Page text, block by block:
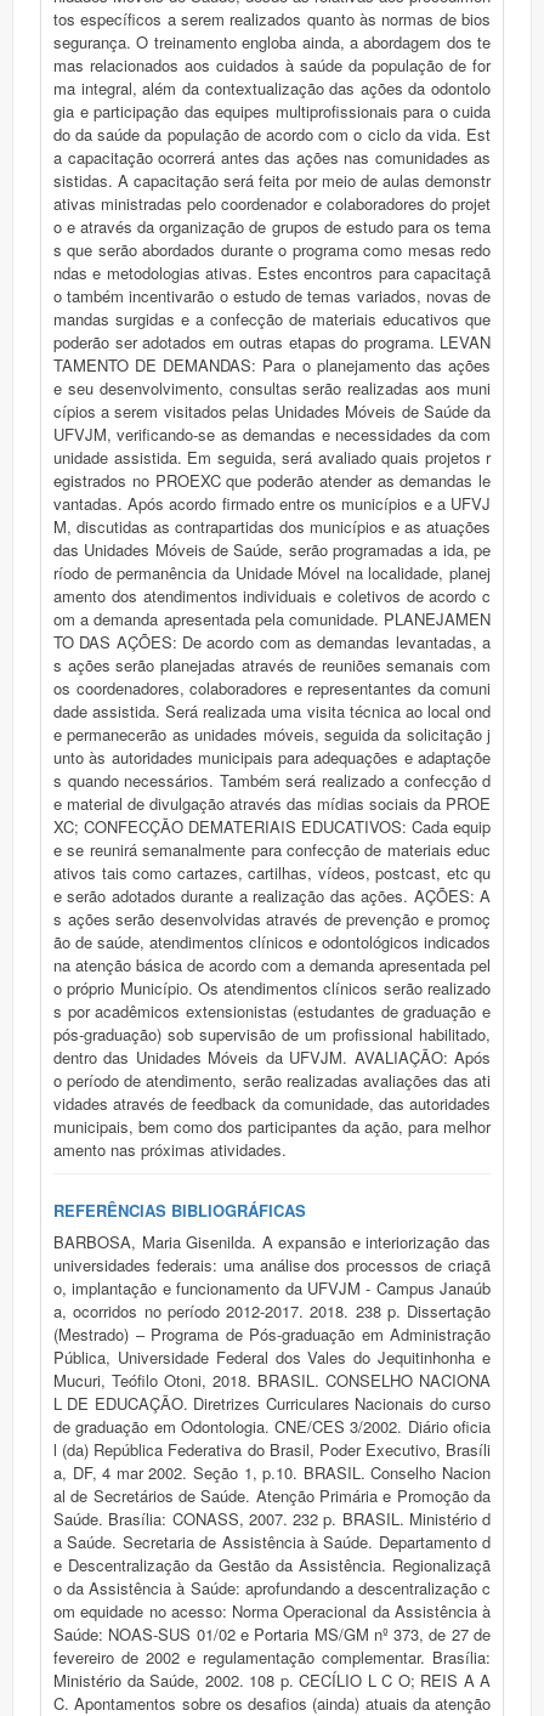
tos específicos a serem realizados quanto às normas de bios
segurança. O treinamento engloba ainda, a abordagem dos te
mas relacionados aos cuidados à saúde da população de for
ma integral, além da contextualização das ações da odontolo
gia e participação das equipes multiprofissionais para o cuida
do da saúde da população de acordo com o ciclo da vida. Est
a capacitação ocorrerá antes das ações nas comunidades as
sistidas. A capacitação será feita por meio de aulas demonstr
ativas ministradas pelo coordenador e colaboradores do projet
o e através da organização de grupos de estudo para os tema
s que serão abordados durante o programa como mesas redo
ndas e metodologias ativas. Estes encontros para capacitaçã
o também incentivarão o estudo de temas variados, novas de
mandas surgidas e a confecção de materiais educativos que
poderão ser adotados em outras etapas do programa. LEVAN
TAMENTO DE DEMANDAS: Para o planejamento das ações
e seu desenvolvimento, consultas serão realizadas aos muni
cípios a serem visitados pelas Unidades Móveis de Saúde da
UFVJM, verificando-se as demandas e necessidades da com
unidade assistida. Em seguida, será avaliado quais projetos r
egistrados no PROEXC que poderão atender as demandas le
vantadas. Após acordo firmado entre os municípios e a UFVJ
M, discutidas as contrapartidas dos municípios e as atuações
das Unidades Móveis de Saúde, serão programadas a ida, pe
ríodo de permanência da Unidade Móvel na localidade, planej
amento dos atendimentos individuais e coletivos de acordo c
om a demanda apresentada pela comunidade. PLANEJAMEN
TO DAS AÇÕES: De acordo com as demandas levantadas, a
s ações serão planejadas através de reuniões semanais com
os coordenadores, colaboradores e representantes da comuni
dade assistida. Será realizada uma visita técnica ao local ond
e permanecerão as unidades móveis, seguida da solicitação j
unto às autoridades municipais para adequações e adaptaçõe
s quando necessários. Também será realizado a confecção d
e material de divulgação através das mídias sociais da PROE
XC; CONFECÇÃO DEMATERIAIS EDUCATIVOS: Cada equip
e se reunirá semanalmente para confecção de materiais educ
ativos tais como cartazes, cartilhas, vídeos, postcast, etc qu
e serão adotados durante a realização das ações. AÇÕES: A
s ações serão desenvolvidas através de prevenção e promoç
ão de saúde, atendimentos clínicos e odontológicos indicados
na atenção básica de acordo com a demanda apresentada pel
o próprio Município. Os atendimentos clínicos serão realizado
s por acadêmicos extensionistas (estudantes de graduação e
pós-graduação) sob supervisão de um profissional habilitado,
dentro das Unidades Móveis da UFVJM. AVALIAÇÃO: Após
o período de atendimento, serão realizadas avaliações das ati
vidades através de feedback da comunidade, das autoridades
municipais, bem como dos participantes da ação, para melhor
amento nas próximas atividades.
REFERÊNCIAS BIBLIOGRÁFICAS
BARBOSA, Maria Gisenilda. A expansão e interiorização das
universidades federais: uma análise dos processos de criaçã
o, implantação e funcionamento da UFVJM - Campus Janaúb
a, ocorridos no período 2012-2017. 2018. 238 p. Dissertação
(Mestrado) – Programa de Pós-graduação em Administração
Pública, Universidade Federal dos Vales do Jequitinhonha e
Mucuri, Teófilo Otoni, 2018. BRASIL. CONSELHO NACIONA
L DE EDUCAÇÃO. Diretrizes Curriculares Nacionais do curso
de graduação em Odontologia. CNE/CES 3/2002. Diário oficia
l (da) República Federativa do Brasil, Poder Executivo, Brasíli
a, DF, 4 mar 2002. Seção 1, p.10. BRASIL. Conselho Nacion
al de Secretários de Saúde. Atenção Primária e Promoção da
Saúde. Brasília: CONASS, 2007. 232 p. BRASIL. Ministério d
a Saúde. Secretaria de Assistência à Saúde. Departamento d
e Descentralização da Gestão da Assistência. Regionalizaçã
o da Assistência à Saúde: aprofundando a descentralização c
om equidade no acesso: Norma Operacional da Assistência à
Saúde: NOAS-SUS 01/02 e Portaria MS/GM nº 373, de 27 de
fevereiro de 2002 e regulamentação complementar. Brasília:
Ministério da Saúde, 2002. 108 p. CECÍLIO L C O; REIS A A
C. Apontamentos sobre os desafios (ainda) atuais da atenção